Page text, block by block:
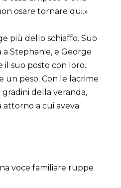
osare tornare qui.»
più dello schiaffo. Suo
Stephanie, e George
il suo posto con loro.
un peso. Con le lacrime
gradini della veranda,
attorno a cui aveva
voce familiare ruppe